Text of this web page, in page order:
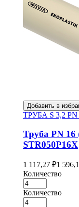
Добавить в
ТРУБА S 3,2 PN
Труба PN 16
STR050P16X
1 117,27 ₽1
Количество
Количество